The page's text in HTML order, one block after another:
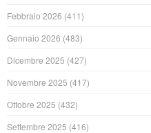
Febbraio 2026 (411)
Gennaio 2026 (483)
Dicembre 2025 (427)
Novembre 2025 (417)
Ottobre 2025 (432)
Settembre 2025 (416)